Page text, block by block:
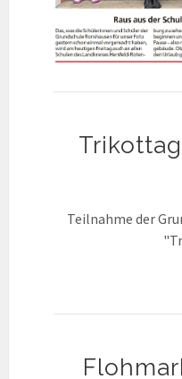
Trikottag
Teilnahme der